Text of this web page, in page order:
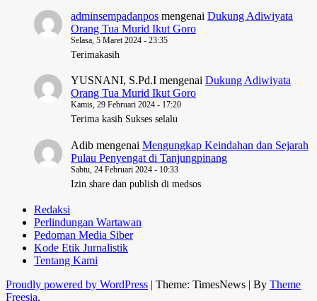
adminsempadanpos mengenai Dukung Adiwiyata
Orang Tua Murid Ikut Goro
Selasa, 5 Maret 2024 - 23:35
Terimakasih
YUSNANI, S.Pd.I mengenai Dukung Adiwiyata
Orang Tua Murid Ikut Goro
Kamis, 29 Februari 2024 - 17:20
Terima kasih Sukses selalu
Adib mengenai Mengungkap Keindahan dan Sejarah
Pulau Penyengat di Tanjungpinang
Sabtu, 24 Februari 2024 - 10:33
Izin share dan publish di medsos
Redaksi
Perlindungan Wartawan
Pedoman Media Siber
Kode Etik Jurnalistik
Tentang Kami
Proudly powered by WordPress
Theme: TimesNews By Theme
Freesia.